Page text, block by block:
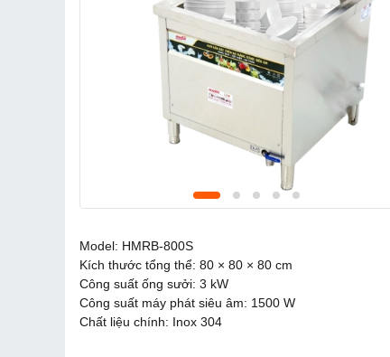
Model: HMRB-800S
Kích thước tổng thể: 80 × 80 × 80 cm
Công suất ống sưởi: 3 kW
Công suất máy phát siêu âm: 1500 W
Chất liệu chính: Inox 304